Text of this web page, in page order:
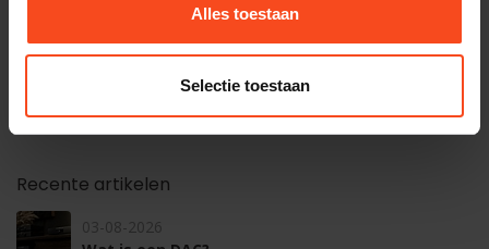
Alles toestaan
Selectie toestaan
komen wanneer je wilt.
Recente artikelen
03-08-2026